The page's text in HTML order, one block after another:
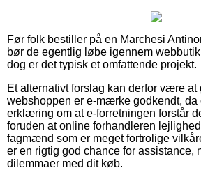
Før folk bestiller på en Marchesi
bør de egentlig løbe igennem
dog er det typisk et omfattende projekt.
Et alternativt forslag kan derfor være at
webshoppen er e-mærke godkendt,
erklæring om at e-forretningen forstår
foruden at online forhandleren
fagmænd som er meget fortrolige
er en rigtig god chance for assistance,
dilemmaer med dit køb.